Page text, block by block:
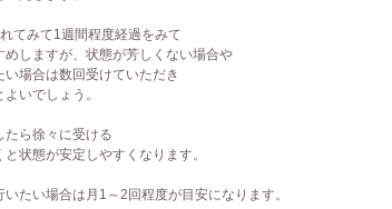
てみて1週間程度経過をみて
めしますが、状態が芳しくない場合や
い場合は数回受けていただき
いでしょう。
たら徐々に受ける
状態が安定しやすくなります。
たい場合は月1～2回程度が目安になります。